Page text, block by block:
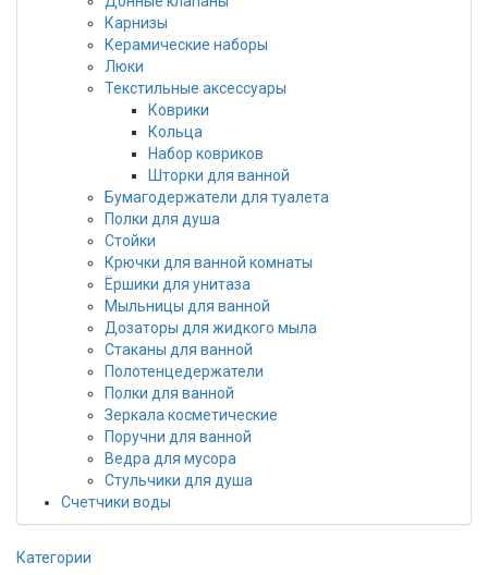
Карнизы
Керамические наборы
Люки
Текстильные аксессуары
Коврики
Кольца
Набор ковриков
Шторки для ванной
Бумагодержатели для туалета
Полки для душа
Стойки
Крючки для ванной комнаты
Ёршики для унитаза
Мыльницы для ванной
Дозаторы для жидкого мыла
Стаканы для ванной
Полотенцедержатели
Полки для ванной
Зеркала косметические
Поручни для ванной
Ведра для мусора
Стульчики для душа
Счетчики воды
Категории